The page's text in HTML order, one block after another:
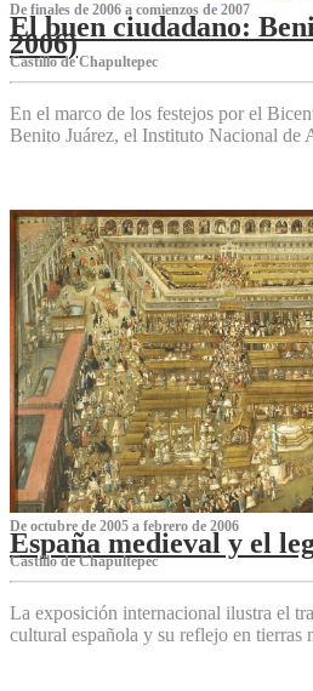
De finales de 2006 a comienzos de 2007
El buen ciudadano:
2006)
Castillo de Chapultepec
En el marco de los festejos por el
Benito Juárez, el Instituto Nacional
De octubre de 2005 a febrero de 2006
España medieval y el
Castillo de Chapultepec
La exposición internacional ilustra el
cultural española y su reflejo en tierras